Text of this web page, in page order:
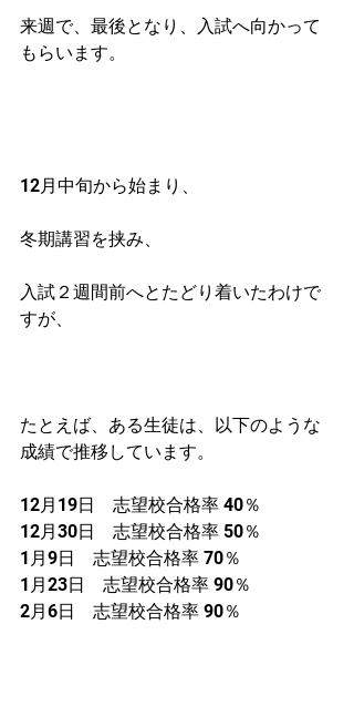
来週で、最後となり、入試へ向かって
もらいます。
12月中旬から始まり、
冬期講習を挟み、
入試２週間前へとたどり着いたわけで
すが、
たとえば、ある生徒は、以下のような
成績で推移しています。
12月19日　志望校合格率 40％
12月30日　志望校合格率 50％
1月9日　志望校合格率 70％
1月23日　志望校合格率 90％
2月6日　志望校合格率 90％